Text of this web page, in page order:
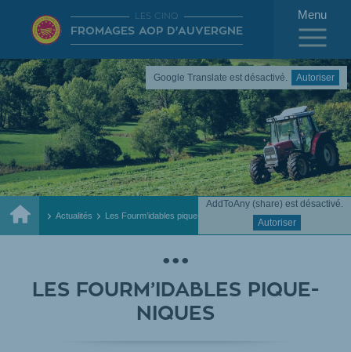
Google Translate est désactivé. Autoriser
Menu
LES CINQ
FROMAGES AOP D'AUVERGNE
Accueil
Actualités Les Fourm’idables pique-niques
AddToAny (share) est désactivé.
Autoriser
LES FOURM’IDABLES PIQUE-
NIQUES